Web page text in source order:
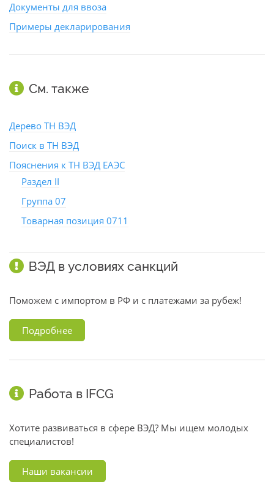
Документы для ввоза
Примеры декларирования
См. также
Дерево ТН ВЭД
Поиск в ТН ВЭД
Пояснения к ТН ВЭД ЕАЭС
Раздел II
Группа 07
Товарная позиция 0711
ВЭД в условиях санкций
Поможем с импортом в РФ и с платежами за рубеж!
Подробнее
Работа в IFCG
Хотите развиваться в сфере ВЭД? Мы ищем молодых
специалистов!
Наши вакансии